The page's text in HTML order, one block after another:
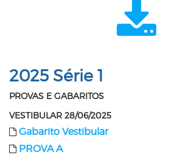
2025 Série 1
PROVAS E GABARITOS
VESTIBULAR 28/06/2025
Gabarito Vestibular
PROVA A